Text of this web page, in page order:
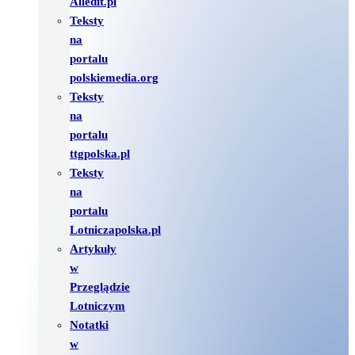
Teksty
na
portalu
polskiemedia.org
Teksty
na
portalu
ttgpolska.pl
Teksty
na
portalu
Lotniczapolska.pl
Artykuły
w
Przeglądzie
Lotniczym
Notatki
w